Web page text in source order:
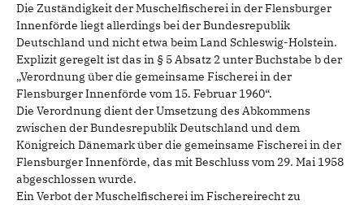
Die Zuständigkeit der Muschelfischerei in der Flensburger
Innenförde liegt allerdings bei der Bundesrepublik
Deutschland und nicht etwa beim Land Schleswig-Holstein.
Explizit geregelt ist das in § 5 Absatz 2 unter Buchstabe b der
„Verordnung über die gemeinsame Fischerei in der
Flensburger Innenförde vom 15. Februar 1960“.
Die Verordnung dient der Umsetzung des Abkommens
zwischen der Bundesrepublik Deutschland und dem
Königreich Dänemark über die gemeinsame Fischerei in der
Flensburger Innenförde, das mit Beschluss vom 29. Mai 1958
abgeschlossen wurde.
Ein Verbot der Muschelfischerei im Fischereirecht zu